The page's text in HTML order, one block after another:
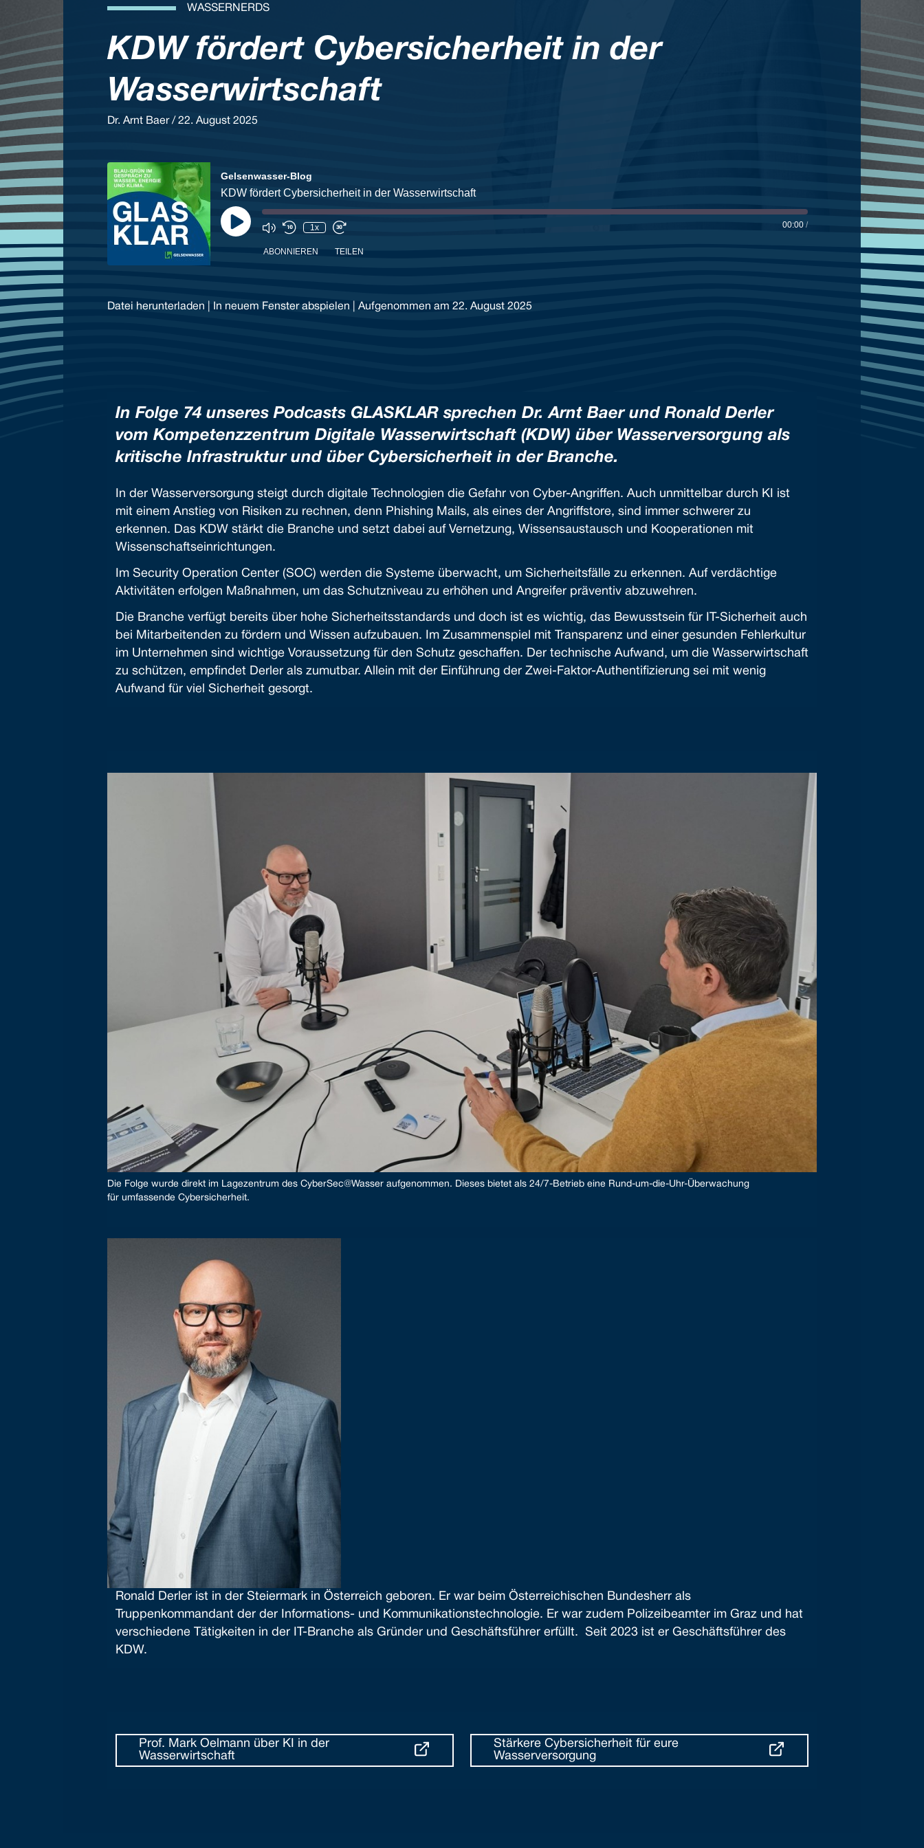
WASSERNERDS
KDW fördert Cybersicherheit in der
Wasserwirtschaft
Dr. Arnt Baer / 22. August 2025
Gelsenwasser-Blog
KDW fördert Cybersicherheit in der Wasserwirtschaft
Play
Episode
1x 00:00 /
ABONNIEREN TEILEN
Datei herunterladen In neuem Fenster abspielen Aufgenommen am 22. August 2025
In Folge 74 unseres Podcasts GLASKLAR sprechen Dr. Arnt Baer und Ronald Derler
vom Kompetenzzentrum Digitale Wasserwirtschaft (KDW) über Wasserversorgung als
kritische Infrastruktur und über Cybersicherheit in der Branche.
In der Wasserversorgung steigt durch digitale Technologien die Gefahr von Cyber-Angriffen. Auch unmittelbar durch KI ist
mit einem Anstieg von Risiken zu rechnen, denn Phishing Mails, als eines der Angriffstore, sind immer schwerer zu
erkennen. Das KDW stärkt die Branche und setzt dabei auf Vernetzung, Wissensaustausch und Kooperationen mit
Wissenschaftseinrichtungen.
Im Security Operation Center (SOC) werden die Systeme überwacht, um Sicherheitsfälle zu erkennen. Auf verdächtige
Aktivitäten erfolgen Maßnahmen, um das Schutzniveau zu erhöhen und Angreifer präventiv abzuwehren.
Die Branche verfügt bereits über hohe Sicherheitsstandards und doch ist es wichtig, das Bewusstsein für IT-Sicherheit auch
bei Mitarbeitenden zu fördern und Wissen aufzubauen. Im Zusammenspiel mit Transparenz und einer gesunden Fehlerkultur
im Unternehmen sind wichtige Voraussetzung für den Schutz geschaffen. Der technische Aufwand, um die Wasserwirtschaft
zu schützen, empfindet Derler als zumutbar. Allein mit der Einführung der Zwei-Faktor-Authentifizierung sei mit wenig
Aufwand für viel Sicherheit gesorgt.
Die Folge wurde direkt im Lagezentrum des CyberSec@Wasser aufgenommen. Dieses bietet als 24/7-Betrieb eine Rund-um-die-Uhr-Überwachung
für umfassende Cybersicherheit.
Ronald Derler ist in der Steiermark in Österreich geboren. Er war beim Österreichischen Bundesherr als
Truppenkommandant der der Informations- und Kommunikationstechnologie. Er war zudem Polizeibeamter im Graz und hat
verschiedene Tätigkeiten in der IT-Branche als Gründer und Geschäftsführer erfüllt. Seit 2023 ist er Geschäftsführer des
KDW.
Prof. Mark Oelmann über KI in der
Wasserwirtschaft
Stärkere Cybersicherheit für eure
Wasserversorgung